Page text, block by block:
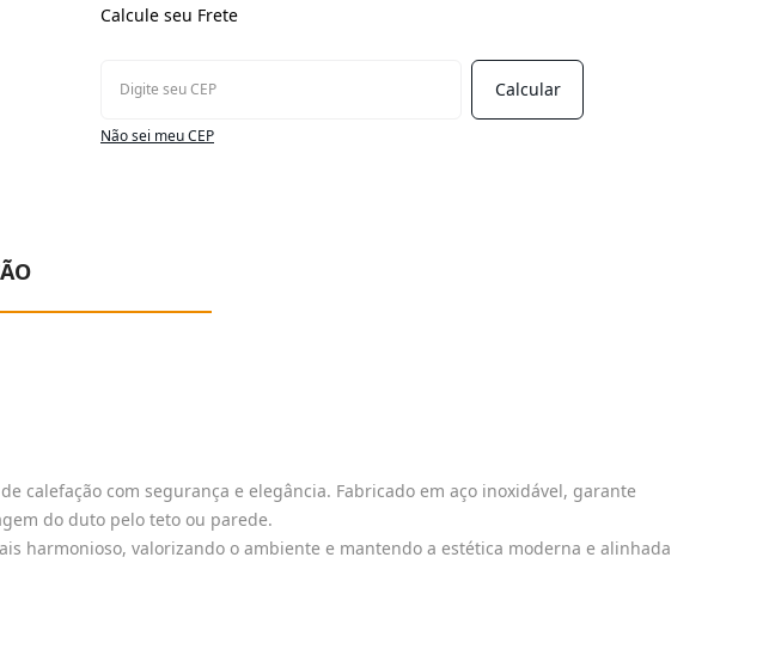
Calcule seu Frete
Não sei meu CEP
calefação com segurança e elegância. Fabricado em aço inoxidável, garante
do duto pelo teto ou parede.
harmonioso, valorizando o ambiente e mantendo a estética moderna e alinhada